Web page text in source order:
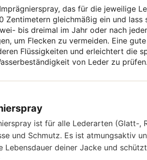
das für die jeweilige
Zentimetern gleichmäßig ein und
bis dreimal im Jahr oder nach
um Flecken zu vermeiden. Eine
Flüssigkeiten und erleichtert die
von Leder zu prüfen.
ist für alle Lederarten (Glatt-,
und Schmutz. Es ist atmungsaktiv
deiner Jacke und